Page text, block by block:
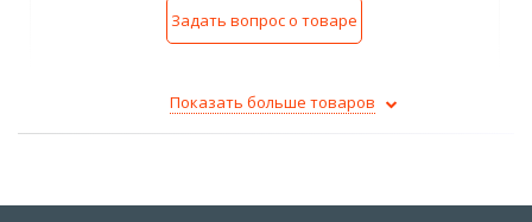
Задать вопрос о товаре
Показать больше товаров